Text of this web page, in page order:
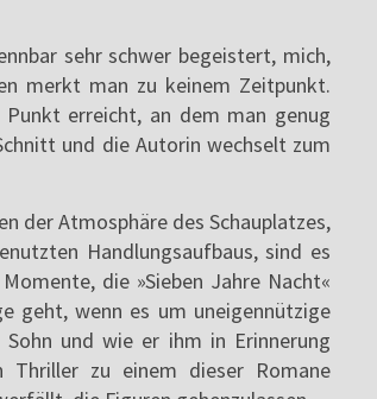
sehr schwer begeistert, mich,
merkt man zu keinem Zeitpunkt.
erreicht, an dem man genug
und die Autorin wechselt zum
der Atmosphäre des Schauplatzes,
Handlungsaufbaus, sind es
die »Sieben Jahre Nacht«
geht, wenn es um uneigennützige
und wie er ihm in Erinnerung
Thriller zu einem dieser Romane